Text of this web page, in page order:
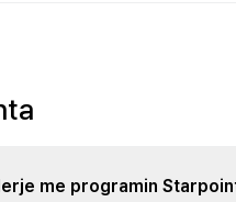
me programin